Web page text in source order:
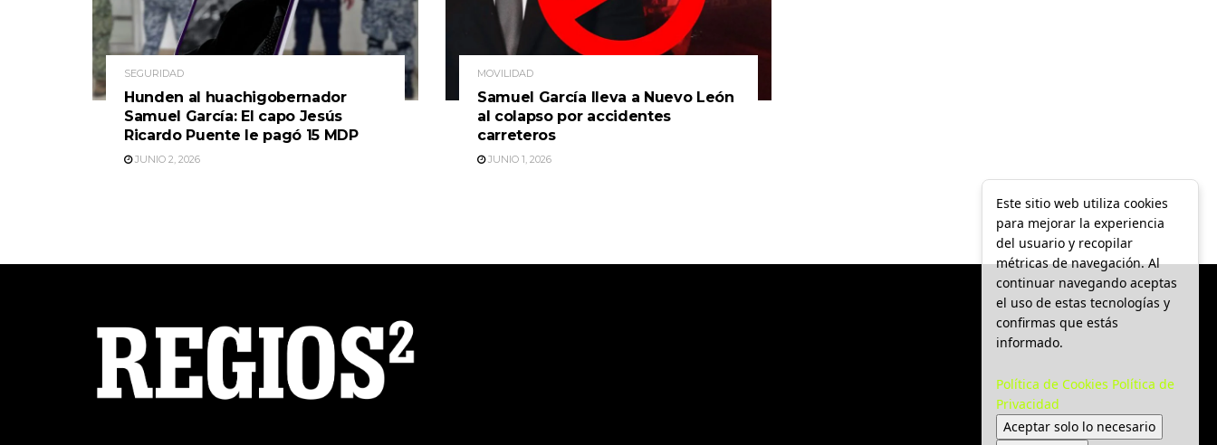
SEGURIDAD
Hunden al huachigobernador
Samuel García: El capo Jesús
Ricardo Puente le pagó 15 MDP
JUNIO 2, 2026
MOVILIDAD
Samuel García lleva a Nuevo León
al colapso por accidentes
carreteros
JUNIO 1, 2026
Este sitio web utiliza cookies
para mejorar la experiencia
del usuario y recopilar
métricas de navegación. Al
continuar navegando aceptas
el uso de estas tecnologías y
confirmas que estás
informado.
Política de Cookies Política de
Privacidad
Aceptar solo lo necesario